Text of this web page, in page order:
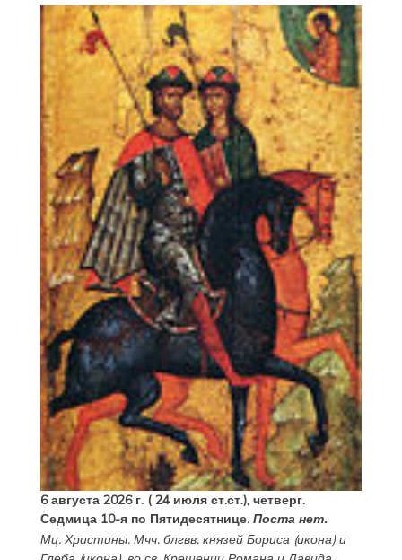
6 августа 2026 г. ( 24 июля ст.ст.), четверг.
Седмица 10-я по Пятидесятнице. Поста нет.
Мц. Христины. Мчч. блгвв. князей Бориса(икона) и